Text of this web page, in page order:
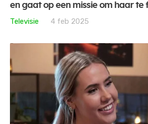
en gaat op een missie om haar te
Televisie
4 feb 2025